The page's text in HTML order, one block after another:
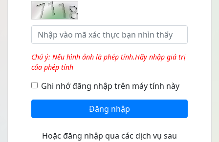
Chú ý: Nếu hình ảnh là phép tính.Hãy nhập giá trị
của phép tính
Ghi nhớ đăng nhập trên máy tính này
Đăng nhập
Hoặc đăng nhập qua các dịch vụ sau